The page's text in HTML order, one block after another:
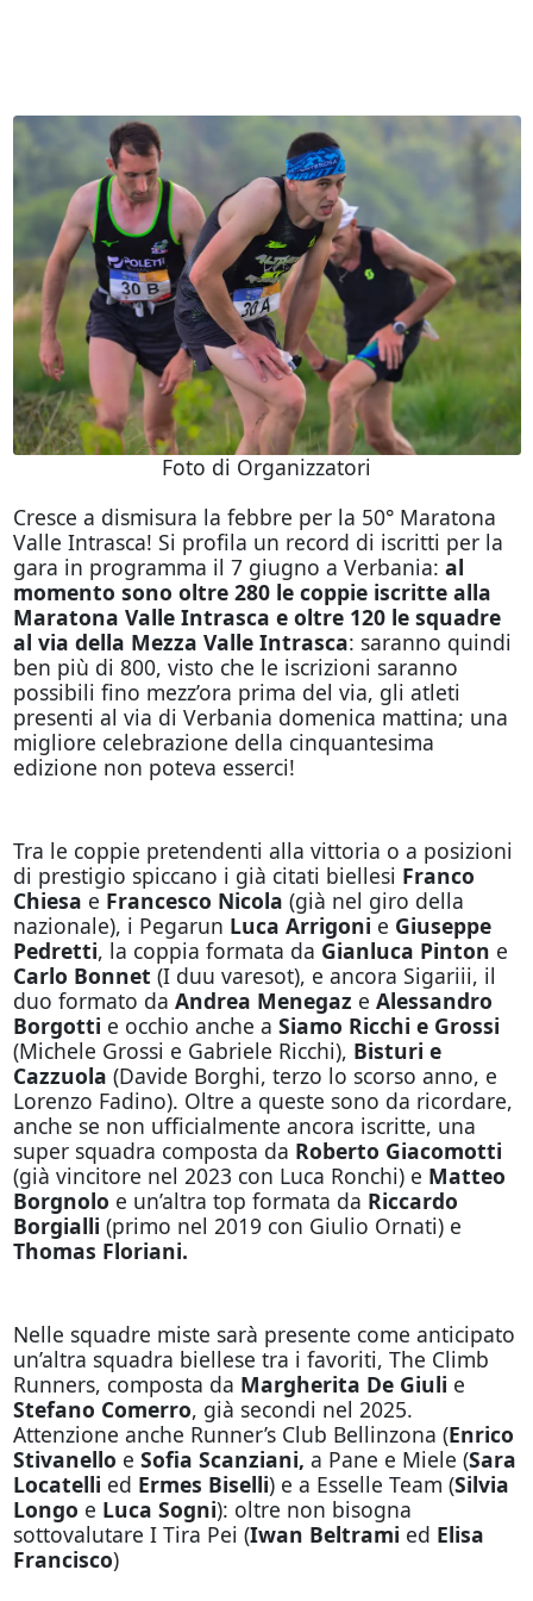
Foto di Organizzatori
Cresce a dismisura la febbre per la 50° Maratona
Valle Intrasca! Si profila un record di iscritti per la
gara in programma il 7 giugno a Verbania: al
momento sono oltre 280 le coppie iscritte alla
Maratona Valle Intrasca e oltre 120 le squadre
al via della Mezza Valle Intrasca: saranno quindi
ben più di 800, visto che le iscrizioni saranno
possibili fino mezz’ora prima del via, gli atleti
presenti al via di Verbania domenica mattina; una
migliore celebrazione della cinquantesima
edizione non poteva esserci!
Tra le coppie pretendenti alla vittoria o a posizioni
di prestigio spiccano i già citati biellesi Franco
Chiesa e Francesco Nicola (già nel giro della
nazionale), i Pegarun Luca Arrigoni e Giuseppe
Pedretti, la coppia formata da Gianluca Pinton e
Carlo Bonnet (I duu varesot), e ancora Sigariii, il
duo formato da Andrea Menegaz e Alessandro
Borgotti e occhio anche a Siamo Ricchi e Grossi
(Michele Grossi e Gabriele Ricchi), Bisturi e
Cazzuola (Davide Borghi, terzo lo scorso anno, e
Lorenzo Fadino). Oltre a queste sono da ricordare,
anche se non ufficialmente ancora iscritte, una
super squadra composta da Roberto Giacomotti
(già vincitore nel 2023 con Luca Ronchi) e Matteo
Borgnolo e un’altra top formata da Riccardo
Borgialli (primo nel 2019 con Giulio Ornati) e
Thomas Floriani.
Nelle squadre miste sarà presente come anticipato
un’altra squadra biellese tra i favoriti, The Climb
Runners, composta da Margherita De Giuli e
Stefano Comerro, già secondi nel 2025.
Attenzione anche Runner’s Club Bellinzona (Enrico
Stivanello e Sofia Scanziani, a Pane e Miele (Sara
Locatelli ed Ermes Biselli) e a Esselle Team (Silvia
Longo e Luca Sogni): oltre non bisogna
sottovalutare I Tira Pei (Iwan Beltrami ed Elisa
Francisco)